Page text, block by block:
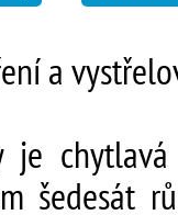
a
je
šedesát